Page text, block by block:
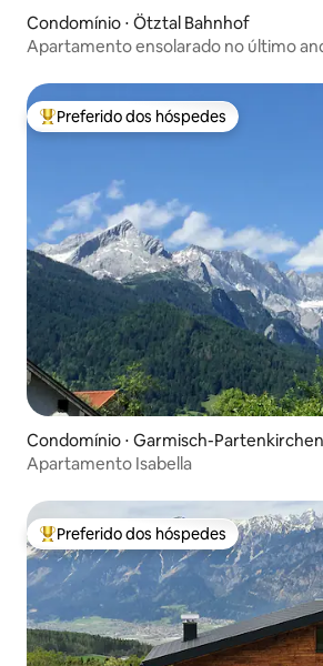
Condomínio ⋅ Ötztal Bahnhof
Apartamento ensolarado no último
Entre os melhores preferidos dos
Preferido dos hóspedes
Condomínio ⋅ Garmisch-Partenkirchen
Apartamento Isabella
Entre os melhores preferidos dos
Preferido dos hóspedes